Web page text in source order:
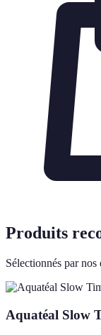
Produits
Sélectionnés par nos
Aquatéal Slow